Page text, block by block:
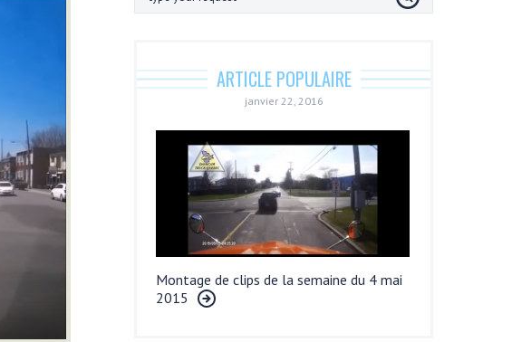
ARTICLE POPULAIRE
janvier 22, 2016
Montage de clips de la semaine du 4 mai
2015